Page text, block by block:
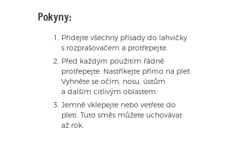
Pokyny:
Přidejte všechny přísady do lahvičky
s rozprašovačem a protřepejte.
Před každým použitím řádně
protřepejte. Nastříkejte přímo na pleť.
Vyhněte se očím, nosu, ústům
a dalším citlivým oblastem.
Jemně vklepejte nebo vetřete do
pleti. Tuto směs můžete uchovávat
až rok.